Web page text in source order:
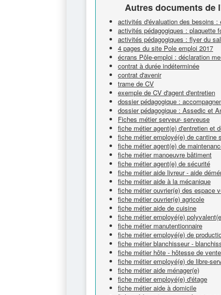
Autres documents de
activités d'évaluation des besoins :
activités pédagogiques : plaquette
activités pédagogiques : flyer du
4 pages du site Pole emploi 2017
écrans Pôle-emploi : déclaration
contrat à durée indéterminée
contrat d'avenir
trame de CV
exemple de CV d'agent d'entretien
dossier pédagogique :
dossier pédagogique : Assedic et
Fiches métier serveur- serveuse
fiche métier agent(e) d'entretien et
fiche métier employé(e) de cantine
fiche métier agent(e) de
fiche métier manoeuvre bâtiment
fiche métier agent(e) de sécurité
fiche métier aide livreur - aide
fiche métier aide à la mécanique
fiche métier ouvrier(e) des espace
fiche métier ouvrier(e) agricole
fiche métier aide de cuisine
fiche métier employé(e)
fiche métier manutentionnaire
fiche métier employé(e) de
fiche métier blanchisseur -
fiche métier hôte - hôtesse de
fiche métier employé(e) de libre-
fiche métier aide ménager(e)
fiche métier employé(e) d'étage
fiche métier aide à domicile